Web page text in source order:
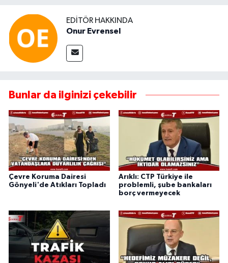
EDITÖR HAKKINDA
Onur Evrensel
Bunlar da ilginizi çekebilir
Çevre Koruma Dairesi
Gönyeli'de Atıkları Topladı
Arıklı: CTP Türkiye ile
problemli, şube bankaları
borç vermeyecek